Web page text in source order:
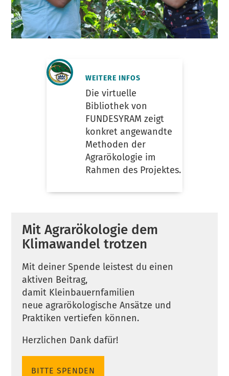
WEITERE INFOS
Die virtuelle
Bibliothek von
FUNDESYRAM zeigt
konkret angewandte
Methoden der
Agrarökologie im
Rahmen des Projektes.
Mit Agrarökologie dem
Klimawandel trotzen
Mit deiner Spende leistest du einen
aktiven Beitrag,
damit Kleinbauernfamilien
neue agrarökologische Ansätze und
Praktiken vertiefen können.
Herzlichen Dank dafür!
BITTE SPENDEN